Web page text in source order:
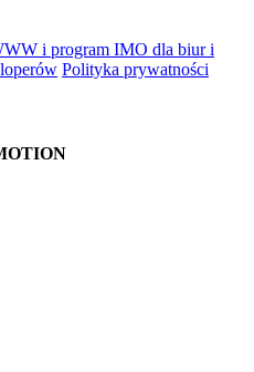
i program IMO dla biur i
Polityka prywatności